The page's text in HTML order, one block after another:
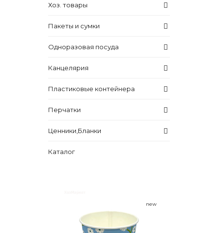
Хоз. товары
Пакеты и сумки
Одноразовая посуда
Канцелярия
Пластиковые контейнера
Перчатки
Ценники,Бланки
Каталог
new